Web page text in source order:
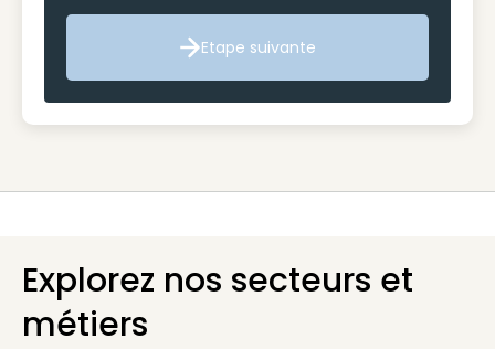
Etape suivante
Etape suivante
Explorez nos secteurs et
métiers